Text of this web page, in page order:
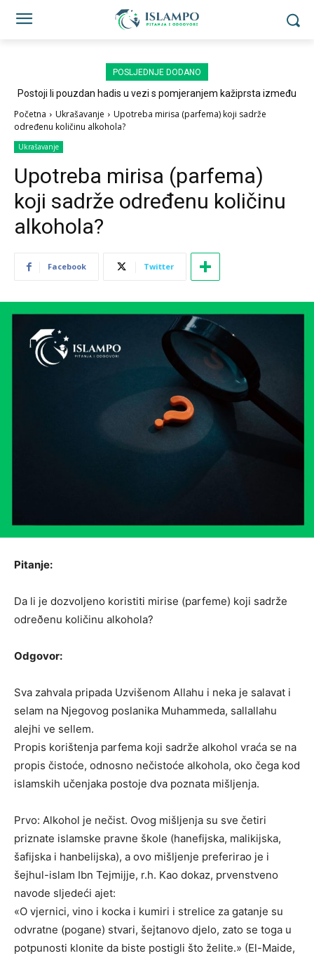
POSLJEDNJE DODANO
Postoji li pouzdan hadis u vezi s pomjeranjem kažiprsta između
Početna Ukrašavanje
Upotreba mirisa (parfema) koji sadrže
određenu količinu alkohola?
Ukrašavanje
Upotreba mirisa (parfema)
koji sadrže određenu količinu
alkohola?
Facebook Twitter
Pitanje:
Da li je dozvoljeno koristiti mirise (parfeme) koji sadrže
odreðenu količinu alkohola?
Odgovor:
Sva zahvala pripada Uzvišenom Allahu i neka je salavat i
selam na Njegovog poslanika Muhammeda, sallallahu
alejhi ve sellem.
Propis korištenja parfema koji sadrže alkohol vraća se na
propis čistoće, odnosno nečistoće alkohola, oko čega kod
islamskih učenjaka postoje dva poznata mišljenja.
Prvo: Alkohol je nečist. Ovog mišljenja su sve četiri
priznate islamske pravne škole (hanefijska, malikijska,
šafijska i hanbelijska), a ovo mišljenje preferirao je i
šejhul-islam Ibn Tejmijje, r.h. Kao dokaz, prvenstveno
navode sljedeći ajet:
«O vjernici, vino i kocka i kumiri i strelice za gatanje su
odvratne (pogane) stvari, šejtanovo djelo, zato se toga u
potpunosti klonite da biste postigli što želite.» (El-Maide,